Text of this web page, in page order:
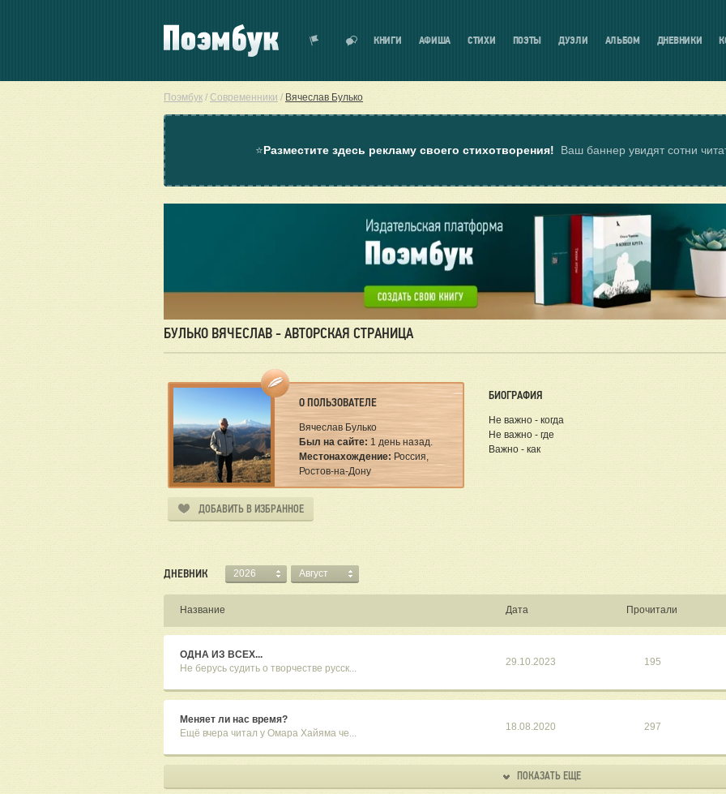
КНИГИ АФИША СТИХИ ПОЭТЫ ДУЭЛИ АЛЬБОМ ДНЕВНИКИ
Поэмбук / Современники / Вячеслав Булько
⭐Разместите здесь рекламу своего стихотворения! Ваш баннер увидят сотни
БУЛЬКО ВЯЧЕСЛАВ - АВТОРСКАЯ СТРАНИЦА
О ПОЛЬЗОВАТЕЛЕ
Вячеслав Булько
Был на сайте: 1 день назад.
Местонахождение: Россия,
Ростов-на-Дону
ДОБАВИТЬ В ИЗБРАННОЕ
БИОГРАФИЯ
Не важно - когда
Не важно - где
Важно - как
ДНЕВНИК 2026 Август
Название Дата Прочитали
ОДНА ИЗ ВСЕХ...
Не берусь судить о творчестве русск...
29.10.2023 195
Меняет ли нас время?
Ещё вчера читал у Омара Хайяма че...
18.08.2020 297
ПОКАЗАТЬ ЕЩЕ